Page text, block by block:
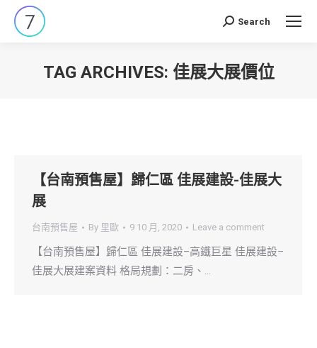
Search:
Search
TAG ARCHIVES: 佳展大展價位
【台南預售屋】歸仁區 佳展建設-佳展大
展
台南預售屋 By 里歐 9 10 月, 2020 Leave a comment
【台南預售屋】歸仁區 佳展建設–高鐵巨星 佳展建設–
佳展大展建案資料 格局規劃：二房、…